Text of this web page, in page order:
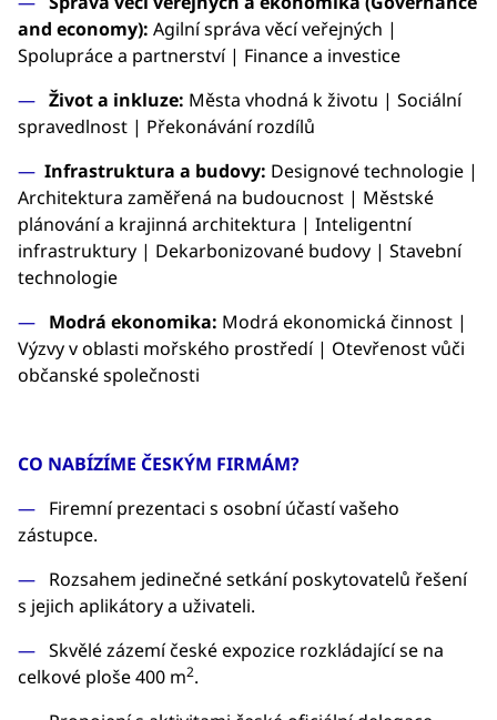
and economy): Agilní správa věcí veřejných |
Spolupráce a partnerství | Finance a investice
Život a inkluze: Města vhodná k životu | Sociální
spravedlnost | Překonávání rozdílů
Infrastruktura a budovy: Designové technologie |
Architektura zaměřená na budoucnost | Městské
plánování a krajinná architektura | Inteligentní
infrastruktury | Dekarbonizované budovy | Stavební
technologie
Modrá ekonomika: Modrá ekonomická činnost |
Výzvy v oblasti mořského prostředí | Otevřenost vůči
občanské společnosti
CO NABÍZÍME ČESKÝM FIRMÁM?
Firemní prezentaci s osobní účastí vašeho
zástupce.
Rozsahem jedinečné setkání poskytovatelů řešení
s jejich aplikátory a uživateli.
Skvělé zázemí české expozice rozkládající se na
celkové ploše 400 m2.